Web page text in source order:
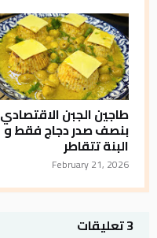
طاجين الجبن الاقتصادي
بنصف صدر دجاج فقط و
البنة تتقاطر
February 21, 2026
3 تعليقات